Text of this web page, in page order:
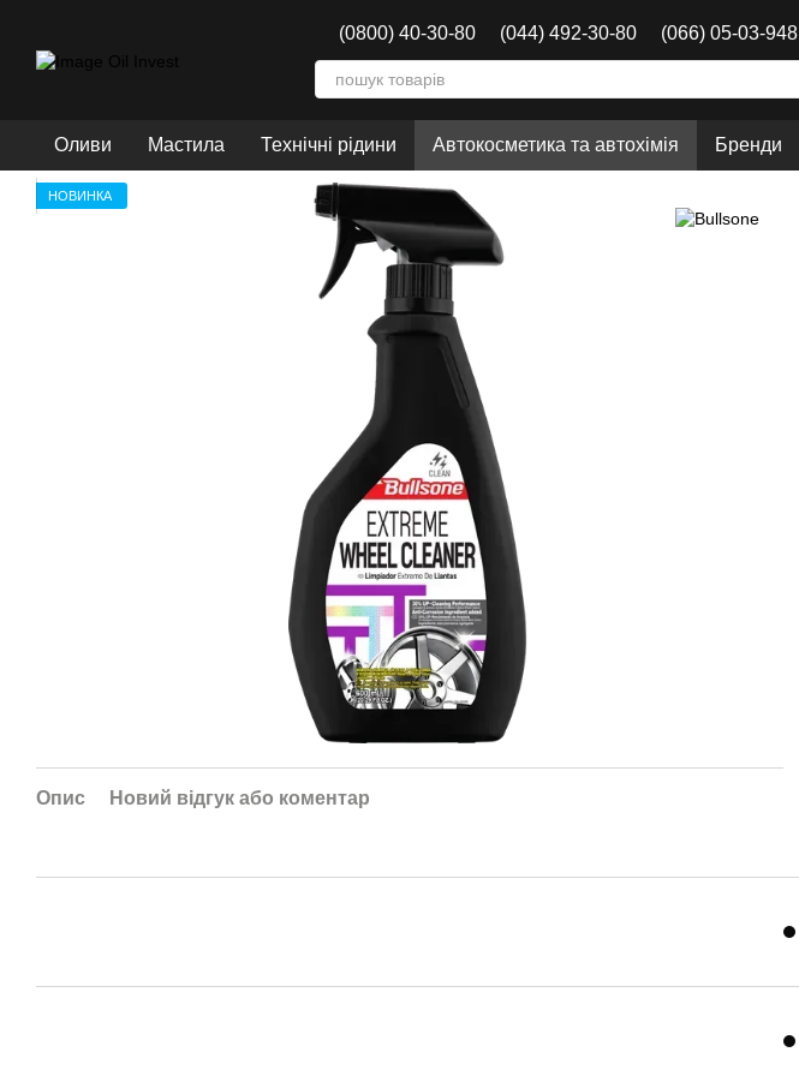
(0800) 40-30-80 (044) 492-30-80 (066) 05-03-948
Оливи Мастила Технічні рідини Автокосметика та автохімія Бренди
НОВИНКА
Опис Новий відгук або коментар